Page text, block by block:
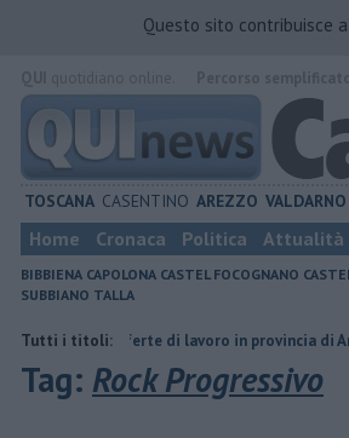
Questo sito contribuisce
TOSCANA CASENTINO AREZZO VALDARNO
Home Cronaca Politica Attualità
BIBBIENA CAPOLONA CASTEL FOCOGNANO
SUBBIANO TALLA
Tutti i titoli:
le offerte di lavoro in provincia di Arezzo
Tag: Rock Progressivo